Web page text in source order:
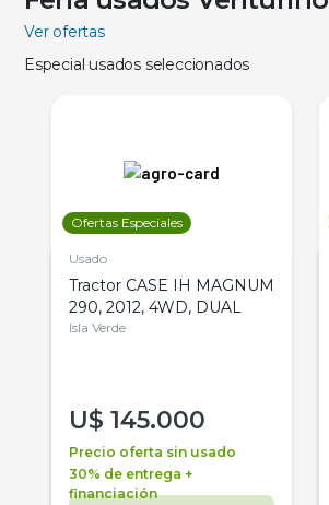
Ver ofertas
Especial usados seleccionados
Ofertas Especiales
Usado
Tractor CASE IH MAGNUM
290, 2012, 4WD, DUAL
Isla Verde
U$ 145.000
Precio oferta sin usado
30% de entrega +
financiación